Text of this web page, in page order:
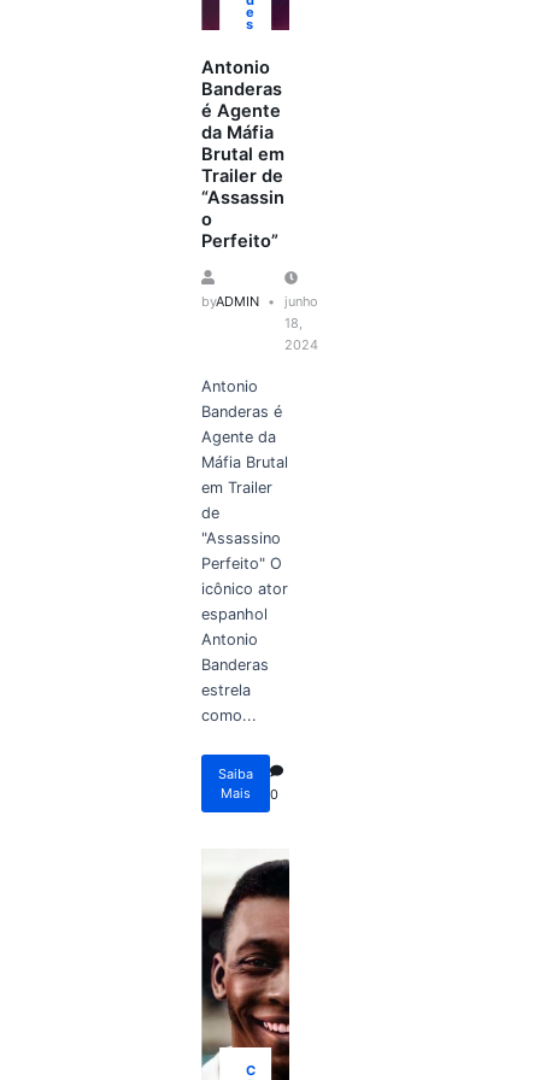
e
s
Antonio
Banderas
é Agente
da Máfia
Brutal em
Trailer de
“Assassin
o
Perfeito”
byADMIN
junho
18,
2024
Antonio
Banderas é
Agente da
Máfia Brutal
em Trailer
de
"Assassino
Perfeito" O
icônico ator
espanhol
Antonio
Banderas
estrela
como...
Saiba
Mais
0
C